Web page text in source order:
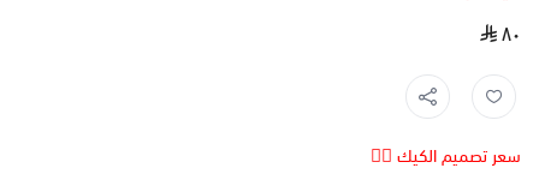
٨٠
سعر تصميم الكيك 👆🏻